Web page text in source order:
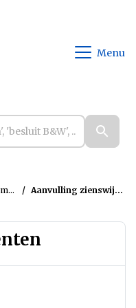
Menu
Aanvulling zienswijze VRA